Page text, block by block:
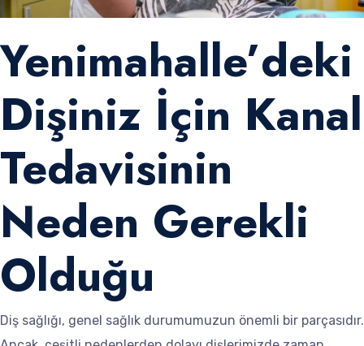
Yenimahalle’deki
Dişiniz İçin Kanal
Tedavisinin
Neden Gerekli
Olduğu
Diş sağlığı, genel sağlık durumumuzun önemli bir parçasıdır.